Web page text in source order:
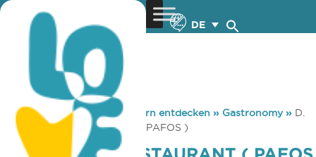
DE
You are here: Home »Zypern entdecken » Gastronomy» D.
T. SUNSET RESTAURANT ( PAFOS )